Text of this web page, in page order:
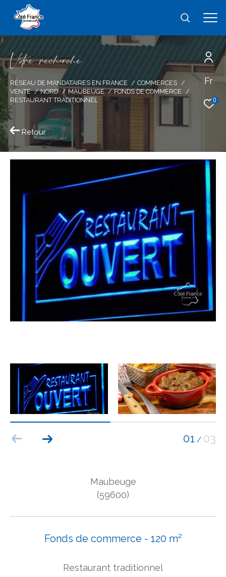
Fr
0
Vore recece
RÉSEAU DE MANDATAIRES EN FRANCE
COMMERCES
VENTE
NORD MAUBEUGE
FONDS DE COMMERCE
RESTAURANT TRADITIONNEL
Retour
01 / 03
Maubeuge
(59600)
Fonds de commerce - 120 m²
Restaurant traditionnel
Effectuer une recherche
et trouver le bien qui correspond à vos
critères
Type
d'offre
Vente immobilier professionnel
bien
type de bien
Budget
Budget
Surface
Surface
AFFINER LES CRITÈRES
EXCLUSIVITÉS